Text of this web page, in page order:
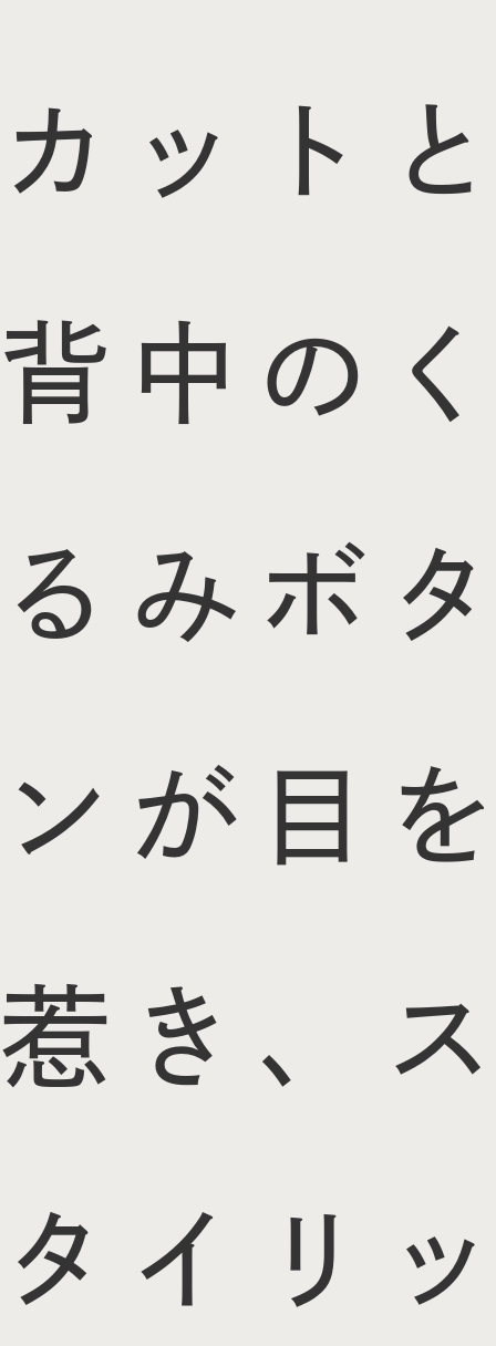
カットと
背中のく
るみボタ
ンが目を
惹き、ス
タイリッ